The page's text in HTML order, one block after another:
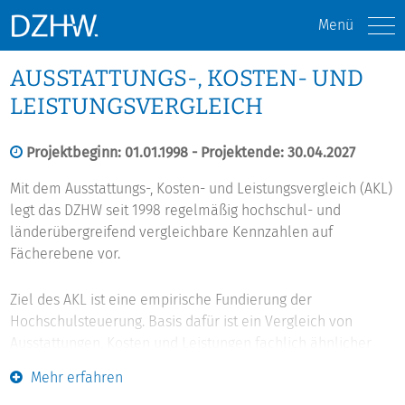
Menü
AUSSTATTUNGS-, KOSTEN- UND
LEISTUNGSVERGLEICH
Projektbeginn: 01.01.1998 - Projektende: 30.04.2027
Mit dem Ausstattungs-, Kosten- und Leistungsvergleich (AKL)
legt das DZHW seit 1998 regelmäßig hochschul- und
länderübergreifend vergleichbare Kennzahlen auf
Fächerebene vor.
Ziel des AKL ist eine empirische Fundierung der
Hochschulsteuerung. Basis dafür ist ein Vergleich von
Ausstattungen, Kosten und Leistungen fachlich ähnlicher
ein speziell für Hochschulvergleiche entwickeltes,
Mehr erfahren